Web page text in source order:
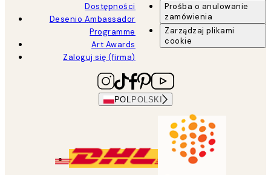
Dostępności
Desenio Ambassador
Programme
Art Awards
Zaloguj się (firma)
Prośba o anulowanie
zamówienia
Zarządzaj plikami
cookie
POL POLSKI